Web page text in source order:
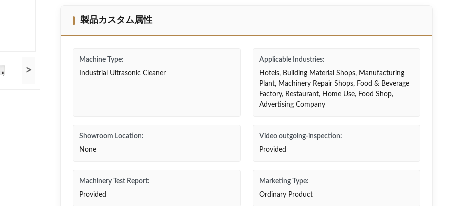
>
製品カスタム属性
Machine Type:
Industrial Ultrasonic Cleaner
Applicable Industries:
Hotels, Building Material Shops, Manufacturing
Plant, Machinery Repair Shops, Food & Beverage
Factory, Restaurant, Home Use, Food Shop,
Advertising Company
Showroom Location:
None
Video outgoing-inspection:
Provided
Machinery Test Report:
Provided
Marketing Type:
Ordinary Product